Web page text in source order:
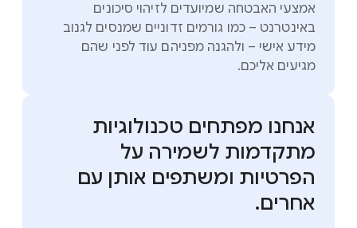
אמצעי האבטחה שמיועדים לזיהוי סיכונים
באינטרנט – כמו גורמים זדוניים שמנסים לגנוב
מידע אישי – ולהגנה מפניהם עוד לפני שהם
מגיעים אליכם.
אנחנו מפתחים טכנולוגיות
מתקדמות לשמירה על
הפרטיות ומשתפים אותן עם
אחרים.